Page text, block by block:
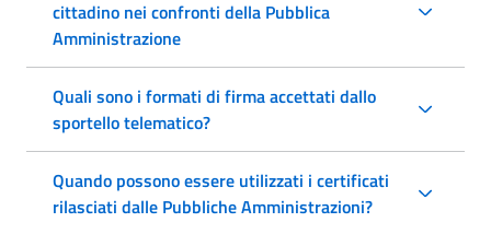
cittadino nei confronti della Pubblica
Amministrazione
Quali sono i formati di firma accettati dallo
sportello telematico?
Quando possono essere utilizzati i certificati
rilasciati dalle Pubbliche Amministrazioni?